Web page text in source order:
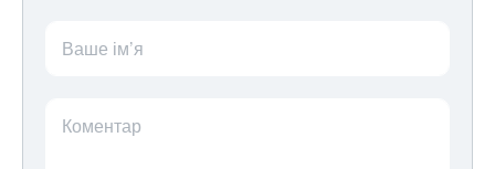
Ваше ім’я
Коментар